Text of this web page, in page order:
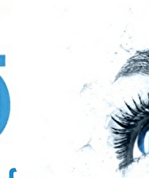
Exporter les lignes
Exporter toutes
Exporter
<
>
Actualités
Evènements